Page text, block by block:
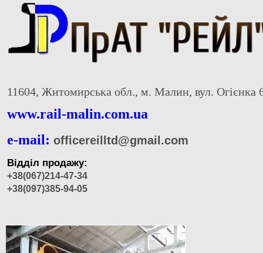
11604, Житомирська обл., м. Малин, вул. Огієнка
www.rail-malin.com.ua
e-mail: officereilltd@gmail.com
Відділ продажу:
+38(067)214-47-34
+38(097)385-94-05